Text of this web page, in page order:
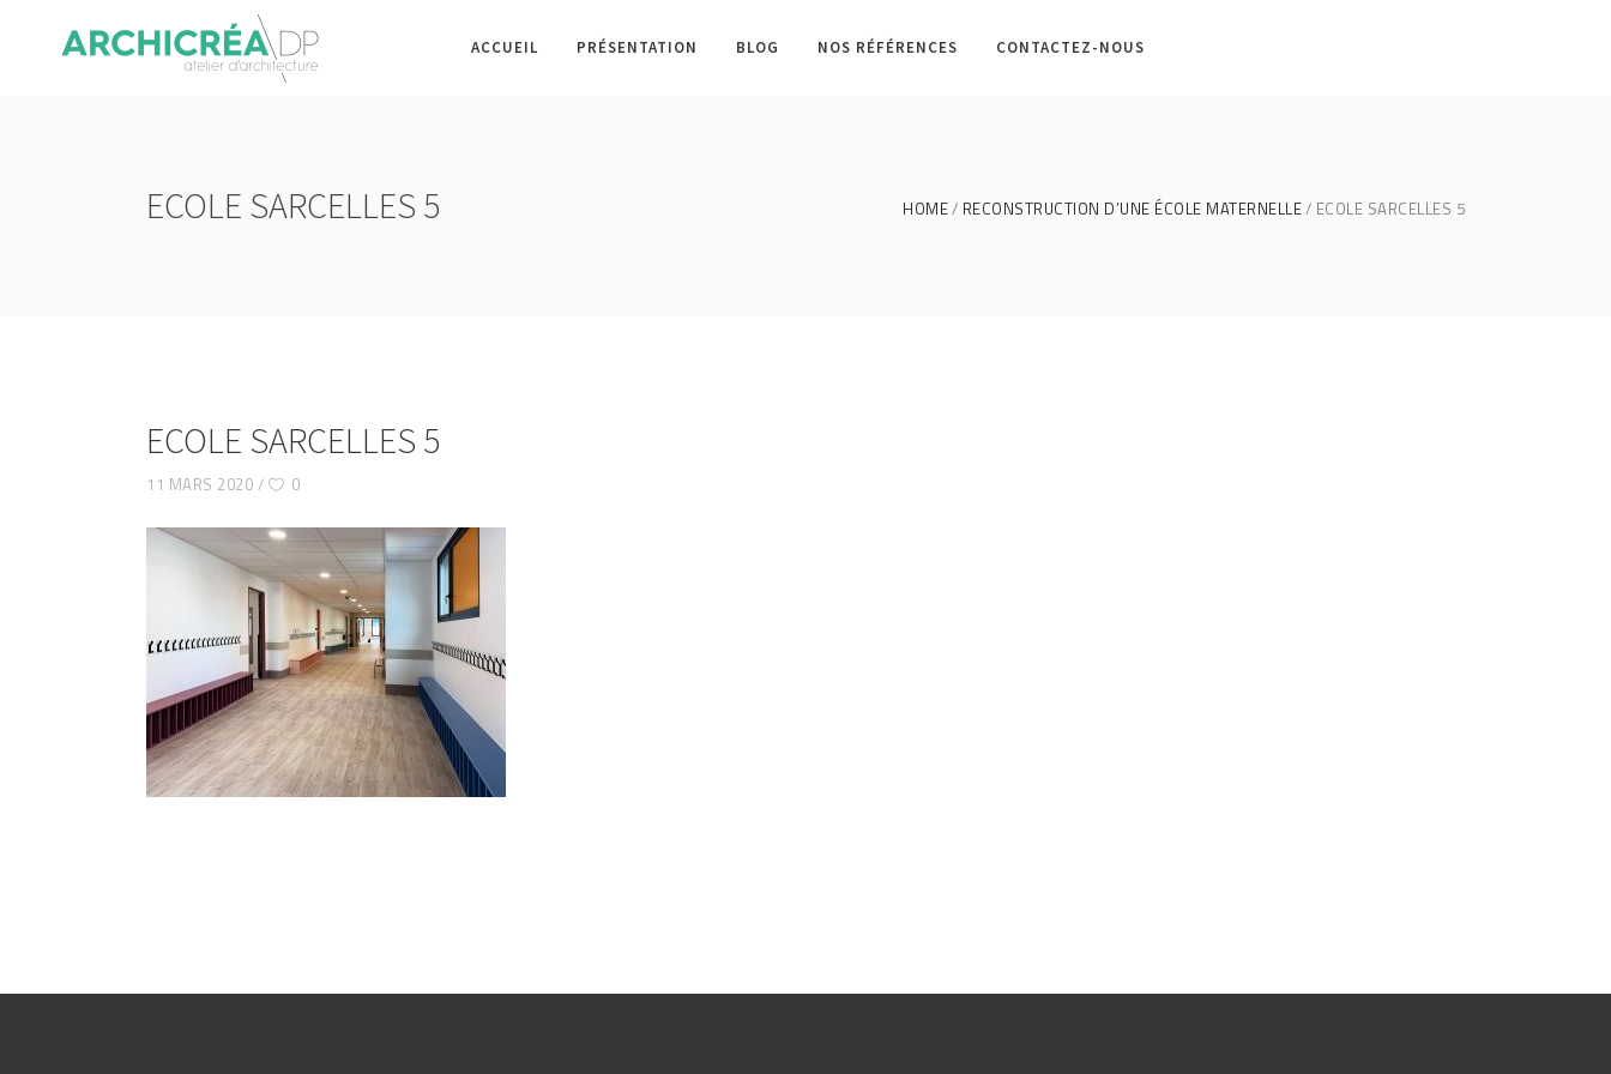
ACCUEIL PRÉSENTATION BLOG NOS RÉFÉRENCES CONTACTEZ-NOUS
ECOLE SARCELLES 5 HOME RECONSTRUCTION D’UNE ÉCOLE MATERNELLE ECOLE SARCELLES 5
ECOLE SARCELLES 5
11 MARS 2020 0